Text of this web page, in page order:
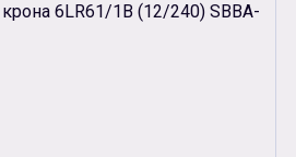
6LR61/1B (12/240) SBBA-